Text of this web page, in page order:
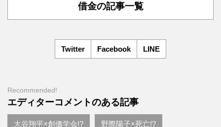
借金の記事一覧
Twitter Facebook LINE
Recommended!
エディターコメントのある記事
大谷翔平×創価学会!? 野際陽子×死亡!?